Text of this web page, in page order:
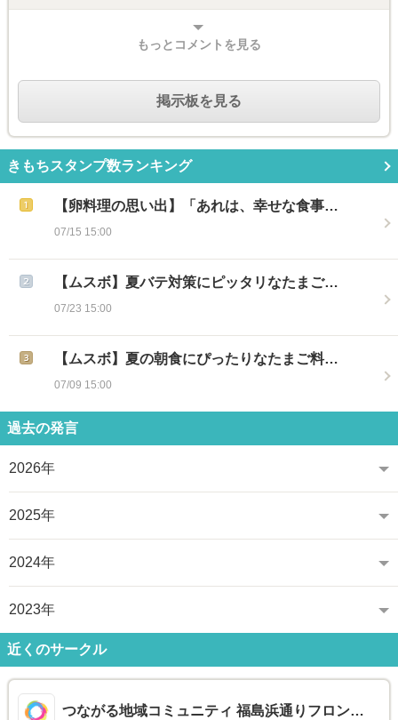
もっとコメントを見る
掲示板を見る
きもちスタンプ数ランキング
【卵料理の思い出】「あれは、幸せな食事…
07/15 15:00
【ムスボ】夏バテ対策にピッタリなたまご…
07/23 15:00
【ムスボ】夏の朝食にぴったりなたまご料…
07/09 15:00
過去の発言
2026年
2025年
2024年
2023年
近くのサークル
つながる地域コミュニティ 福島浜通りフロン…